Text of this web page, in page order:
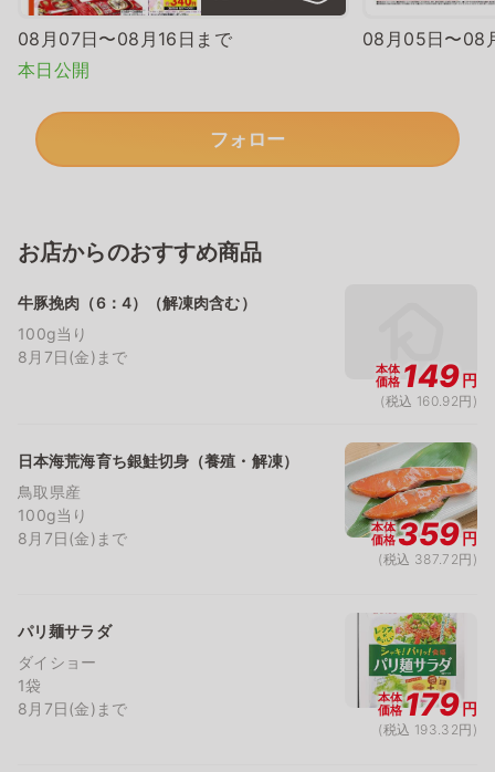
08月07日〜08月16日まで
本日公開
08月05日〜08
フォロー
お店からのおすすめ商品
牛豚挽肉（6：4）（解凍肉含む）
100g当り
8月7日(金)まで
本体
価格 149円
(税込 160.92円)
日本海荒海育ち銀鮭切身（養殖・解凍）
鳥取県産
100g当り
8月7日(金)まで
本体
価格359円
(税込 387.72円)
パリ麺サラダ
ダイショー
1袋
8月7日(金)まで
本体
価格179円
(税込 193.32円)